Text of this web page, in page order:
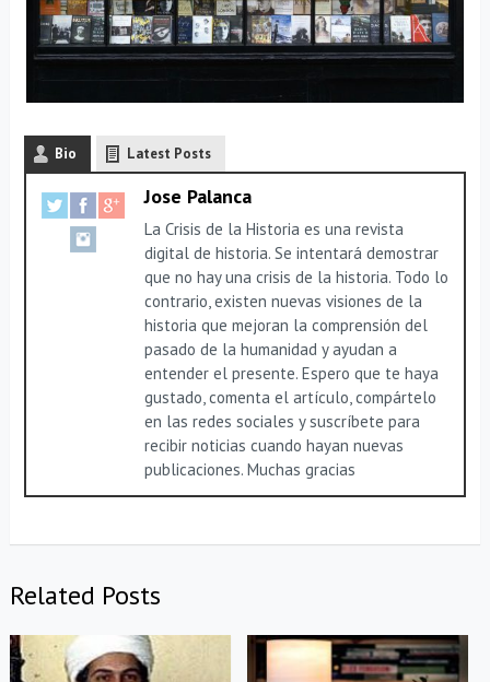
Bio Latest Posts
Jose Palanca
La Crisis de la Historia es una revista
digital de historia. Se intentará demostrar
que no hay una crisis de la historia. Todo lo
contrario, existen nuevas visiones de la
historia que mejoran la comprensión del
pasado de la humanidad y ayudan a
entender el presente. Espero que te haya
gustado, comenta el artículo, compártelo
en las redes sociales y suscríbete para
recibir noticias cuando hayan nuevas
publicaciones. Muchas gracias
Related Posts